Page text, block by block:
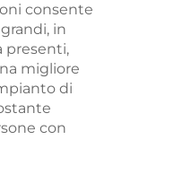
consente
in
presenti,
migliore
di
con